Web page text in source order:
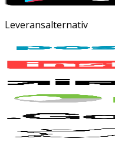
Leveransalternativ